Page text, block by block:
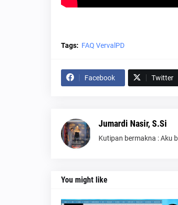
Tags: FAQ VervalPD
Facebook Twitter
Jumardi Nasir, S.Si
Kutipan bermakna : Aku
You might like